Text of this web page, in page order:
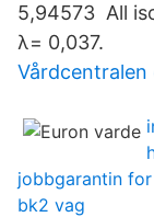
5,94573 All
λ= 0,037.
Vårdcentralen
jobbgarantin
bk2 vag